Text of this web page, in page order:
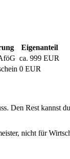
Eigenanteil
ca. 999 EUR
0 EUR
Den Rest kannst
nicht für